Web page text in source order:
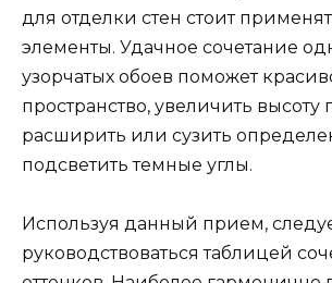
для отделки стен стоит
элементы. Удачное сочетание
узорчатых обоев поможет
пространство, увеличить высоту
расширить или сузить
подсветить темные углы.
Используя данный прием,
руководствоваться таблицей